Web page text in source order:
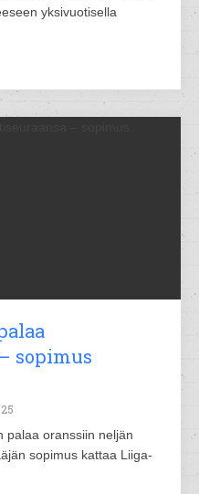
yksivuotisella
sopimus
palaa oranssiin neljän
sopimus kattaa Liiga-